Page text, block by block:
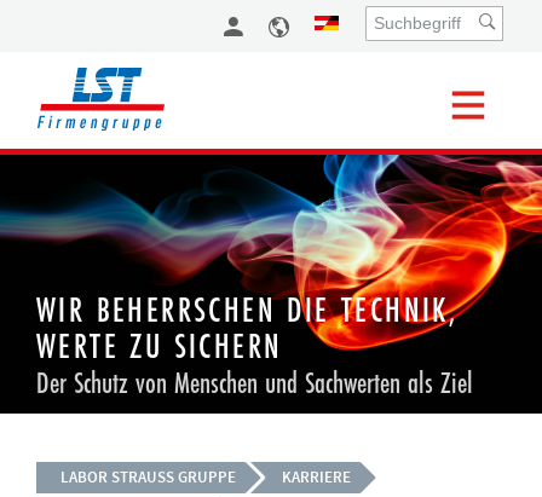
WIR BEHERRSCHEN DIE TECHNIK,
WERTE ZU SICHERN
Der Schutz von Menschen und Sachwerten als Ziel
LABOR STRAUSS GRUPPE
KARRIERE